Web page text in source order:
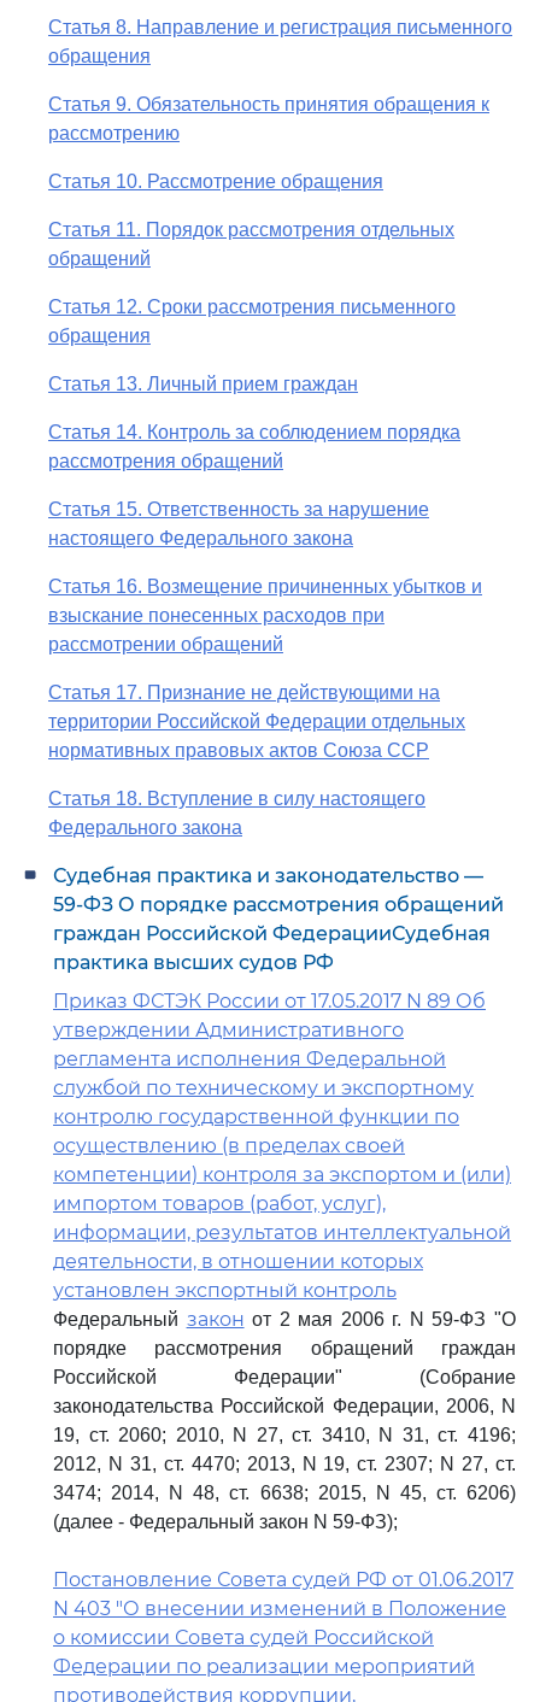
Статья 8. Направление и регистрация письменного
обращения
Статья 9. Обязательность принятия обращения к
рассмотрению
Статья 10. Рассмотрение обращения
Статья 11. Порядок рассмотрения отдельных
обращений
Статья 12. Сроки рассмотрения письменного
обращения
Статья 13. Личный прием граждан
Статья 14. Контроль за соблюдением порядка
рассмотрения обращений
Статья 15. Ответственность за нарушение
настоящего Федерального закона
Статья 16. Возмещение причиненных убытков и
взыскание понесенных расходов при
рассмотрении обращений
Статья 17. Признание не действующими на
территории Российской Федерации отдельных
нормативных правовых актов Союза ССР
Статья 18. Вступление в силу настоящего
Федерального закона
Судебная практика и законодательство —
59-ФЗ О порядке рассмотрения обращений
граждан Российской ФедерацииСудебная
практика высших судов РФ
Приказ ФСТЭК России от 17.05.2017 N 89 Об
утверждении Административного
регламента исполнения Федеральной
службой по техническому и экспортному
контролю государственной функции по
осуществлению (в пределах своей
компетенции) контроля за экспортом и (или)
импортом товаров (работ, услуг),
информации, результатов интеллектуальной
деятельности, в отношении которых
установлен экспортный контроль
Федеральный закон от 2 мая 2006 г. N 59-ФЗ "О
порядке рассмотрения обращений граждан
Российской Федерации" (Собрание
законодательства Российской Федерации, 2006, N
19, ст. 2060; 2010, N 27, ст. 3410, N 31, ст. 4196;
2012, N 31, ст. 4470; 2013, N 19, ст. 2307; N 27, ст.
3474; 2014, N 48, ст. 6638; 2015, N 45, ст. 6206)
(далее - Федеральный закон N 59-ФЗ);
Постановление Совета судей РФ от 01.06.2017
N 403 "О внесении изменений в Положение
о комиссии Совета судей Российской
Федерации по реализации мероприятий
противодействия коррупции,